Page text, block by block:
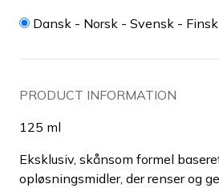
Dansk - Norsk - Svensk - Finsk
PRODUCT INFORMATION
125 ml
Eksklusiv, skånsom formel
opløsningsmidler, der renser og